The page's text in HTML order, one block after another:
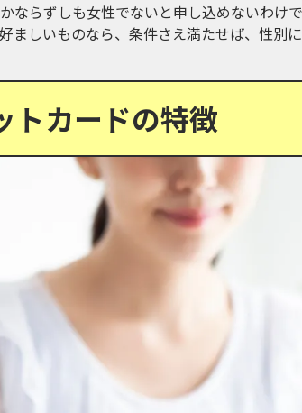
ならずしも女性でないと申し込めないわけ
ましいものなら、条件さえ満たせば、性別
トカードの特徴